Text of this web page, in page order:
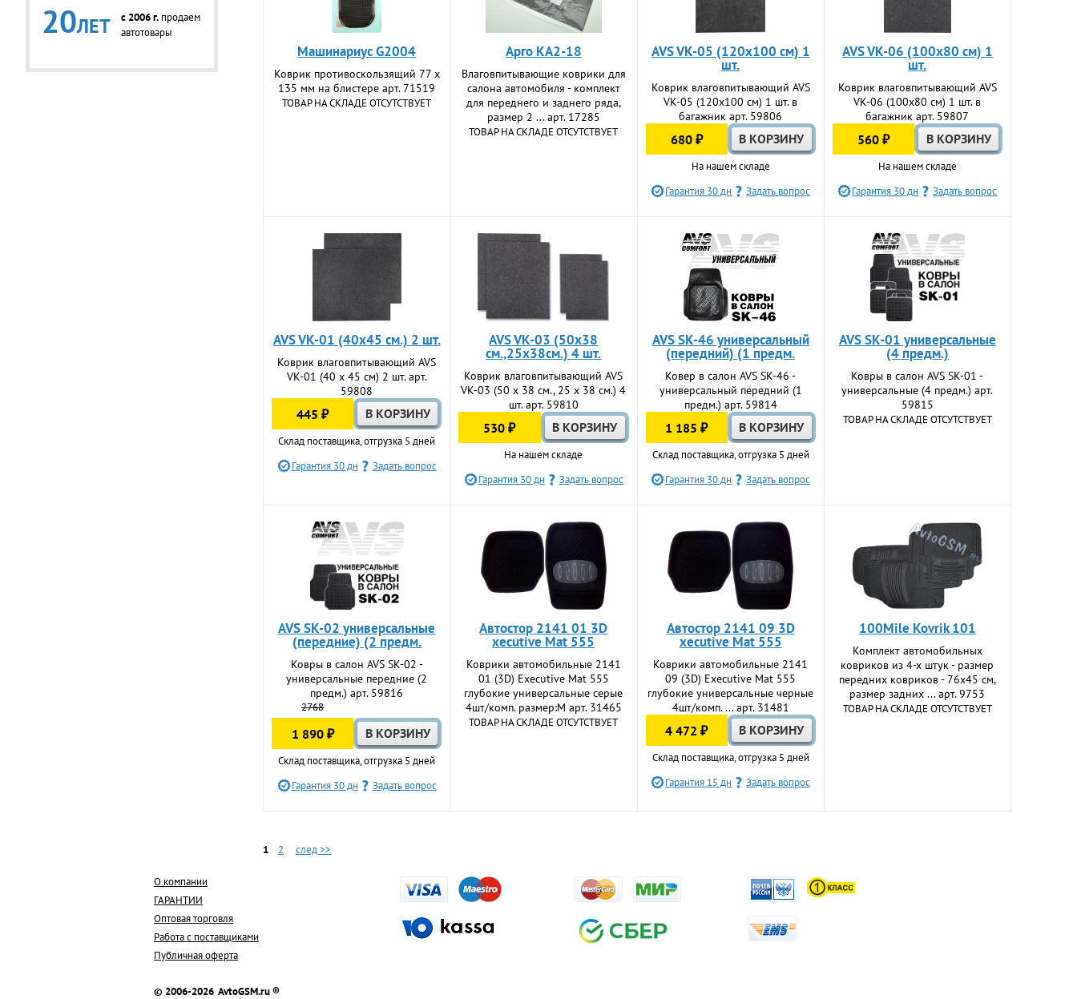
20ЛЕТ c 2006 г. продаем
автотовары
Машинариус G2004
Коврик противоскользящий 77 х
135 мм на блистере арт. 71519
ТОВАР НА СКЛАДЕ ОТСУТСТВУЕТ
Арго КА2-18
Влаговпитывающие коврики для
салона автомобиля - комплект
для переднего и заднего ряда,
размер 2 ... арт. 17285
ТОВАР НА СКЛАДЕ ОТСУТСТВУЕТ
AVS VK-05 (120х100 см) 1
шт.
Коврик влаговпитывающий AVS
VK-05 (120х100 см) 1 шт. в
багажник арт. 59806
680 ₽
На нашем складе
Гарантия 30 дн
Задать вопрос
AVS VK-06 (100х80 см) 1
шт.
Коврик влаговпитывающий AVS
VK-06 (100х80 см) 1 шт. в
багажник арт. 59807
560 ₽
На нашем складе
Гарантия 30 дн
Задать вопрос
AVS VK-01 (40х45 см.) 2 шт.
Коврик влаговпитывающий AVS
VK-01 (40 х 45 см) 2 шт. арт.
59808
445 ₽
Склад поставщика, отгрузка 5 дней
Гарантия 30 дн
Задать вопрос
AVS VK-03 (50х38
см.,25х38см.) 4 шт.
Коврик влаговпитывающий AVS
VK-03 (50 х 38 см., 25 х 38 см.) 4
шт. арт. 59810
530 ₽
На нашем складе
Гарантия 30 дн
Задать вопрос
AVS SK-46 универсальный
(передний) (1 предм.
Ковер в салон AVS SK-46 -
универсальный передний (1
предм.) арт. 59814
1 185 ₽
Склад поставщика, отгрузка 5 дней
Гарантия 30 дн
Задать вопрос
AVS SK-01 универсальные
(4 предм.)
Ковры в салон AVS SK-01 -
универсальные (4 предм.) арт.
59815
ТОВАР НА СКЛАДЕ ОТСУТСТВУЕТ
AVS SK-02 универсальные
(передние) (2 предм.
Ковры в салон AVS SK-02 -
универсальные передние (2
предм.) арт. 59816
2768
1 890 ₽
Склад поставщика, отгрузка 5 дней
Гарантия 30 дн
Задать вопрос
Автостор 2141 01 3D
xecutive Mat 555
Коврики автомобильные 2141
01 (3D) Еxecutive Mat 555
глубокие универсальные серые
4шт/комп. размер:M арт. 31465
ТОВАР НА СКЛАДЕ ОТСУТСТВУЕТ
Автостор 2141 09 3D
xecutive Mat 555
Коврики автомобильные 2141
09 (3D) Еxecutive Mat 555
глубокие универсальные черные
4шт/комп. ... арт. 31481
4 472 ₽
Склад поставщика, отгрузка 5 дней
Гарантия 15 дн
Задать вопрос
100Mile Kovrik 101
Комплект автомобильных
ковриков из 4-х штук - размер
передних ковриков - 76x45 см,
размер задних ... арт. 9753
ТОВАР НА СКЛАДЕ ОТСУТСТВУЕТ
1 2 след >>
О компании
ГАРАНТИИ
Оптовая торговля
Работа с поставщиками
Публичная оферта
© 2006-2026 AvtoGSM.ru ®